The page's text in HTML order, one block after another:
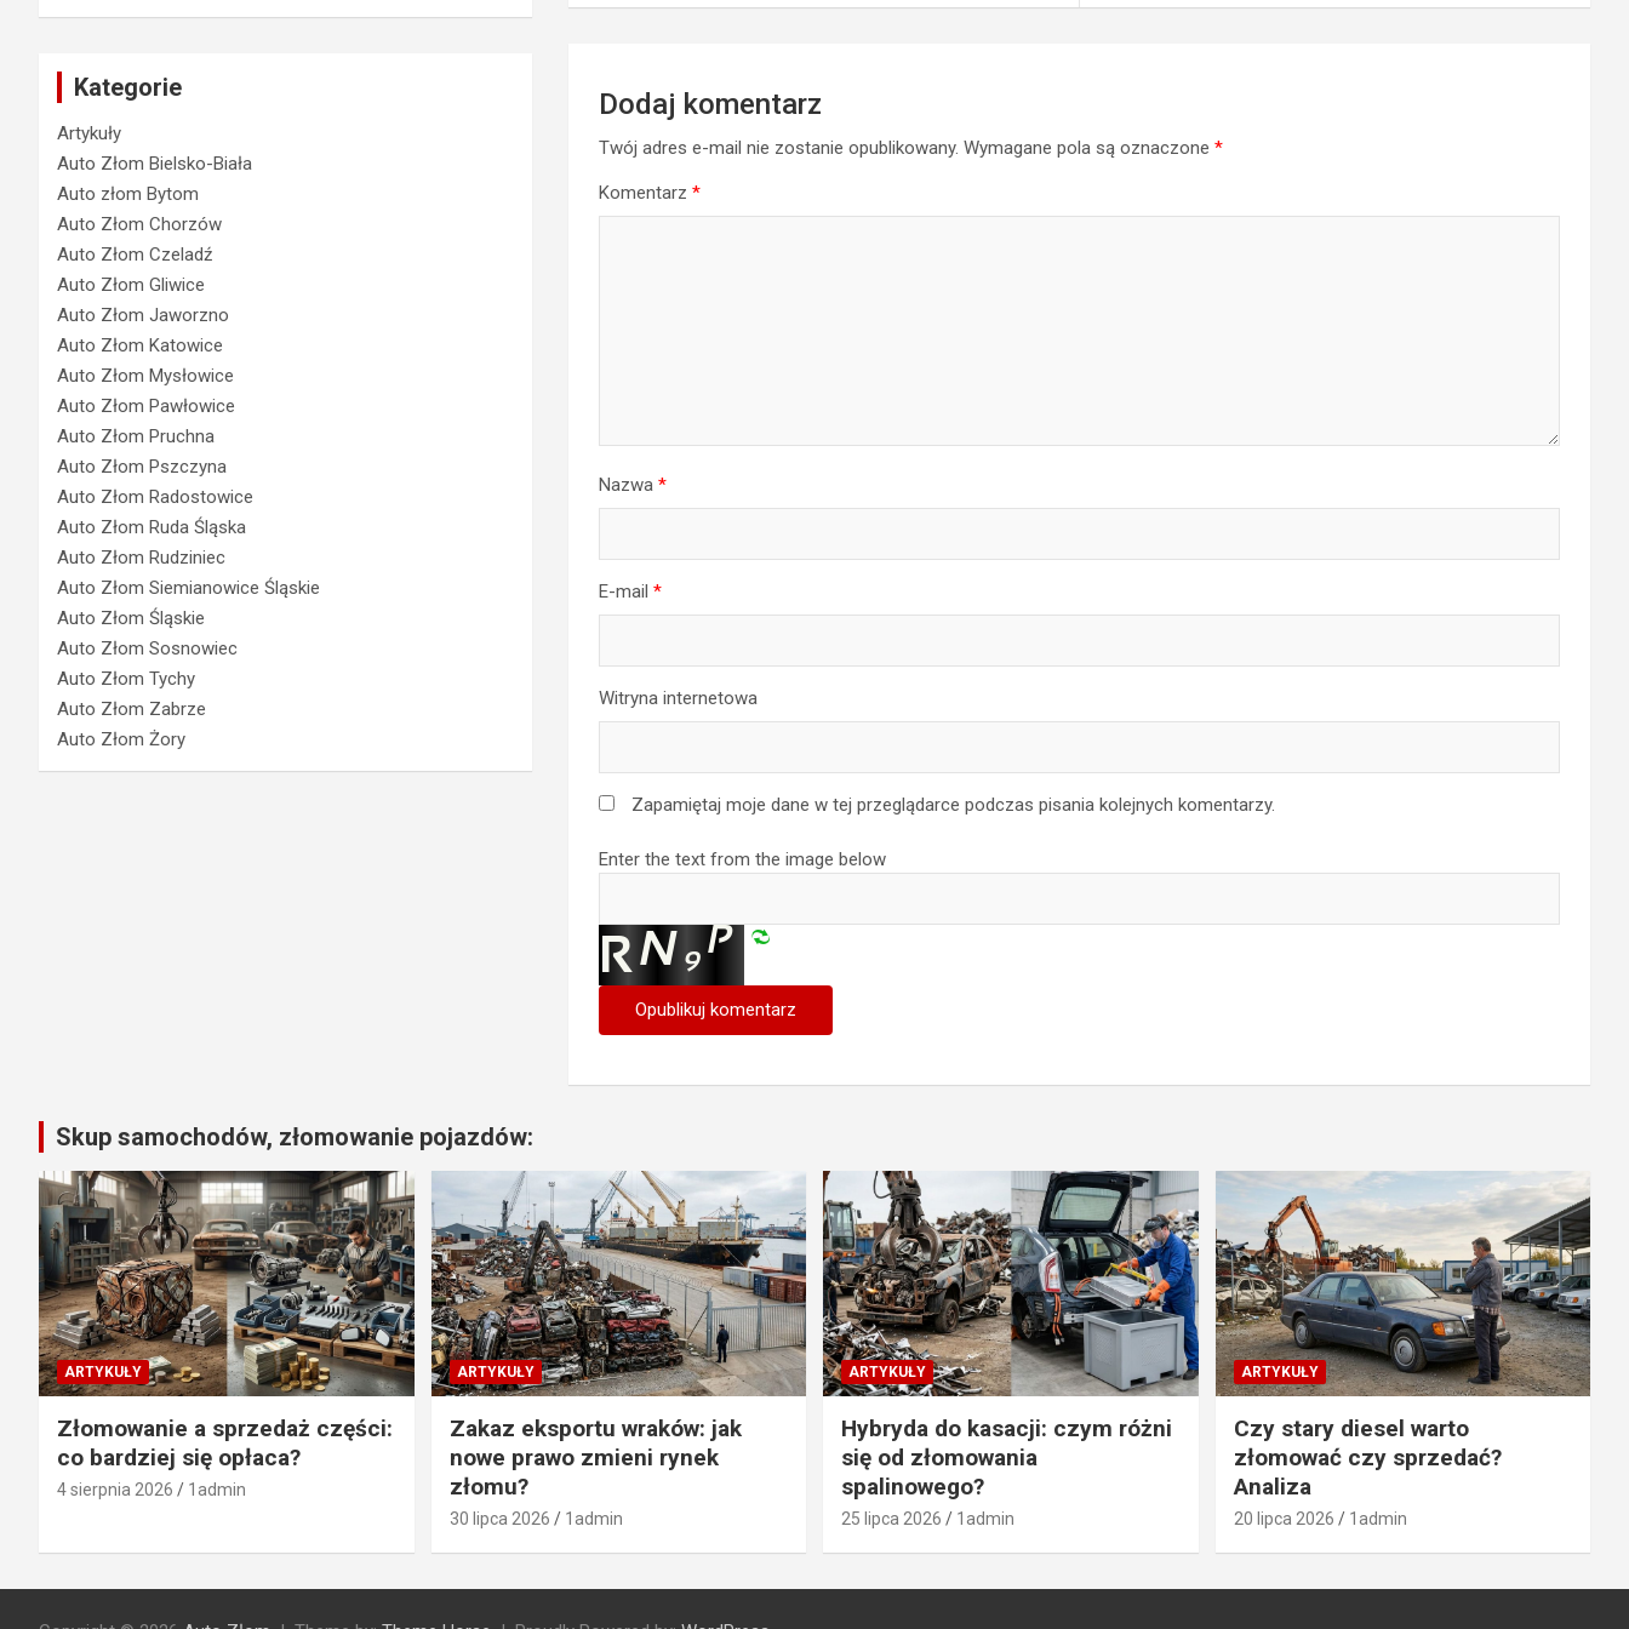
Dodaj komentarz
Twój adres e-mail nie zostanie opublikowany. Wymagane pola są oznaczone *
Komentarz *
Nazwa *
E-mail *
Witryna internetowa
Zapamiętaj moje dane w tej przeglądarce podczas pisania kolejnych komentarzy.
Enter the text from the image below
Kategorie
Artykuły
Auto Złom Bielsko-Biała
Auto złom Bytom
Auto Złom Chorzów
Auto Złom Czeladź
Auto Złom Gliwice
Auto Złom Jaworzno
Auto Złom Katowice
Auto Złom Mysłowice
Auto Złom Pawłowice
Auto Złom Pruchna
Auto Złom Pszczyna
Auto Złom Radostowice
Auto Złom Ruda Śląska
Auto Złom Rudziniec
Auto Złom Siemianowice Śląskie
Auto Złom Śląskie
Auto Złom Sosnowiec
Auto Złom Tychy
Auto Złom Zabrze
Auto Złom Żory
Skup samochodów, złomowanie pojazdów:
ARTYKUŁY
Złomowanie a sprzedaż części:
co bardziej się opłaca?
4 sierpnia 2026 1admin
ARTYKUŁY
Zakaz eksportu wraków: jak
nowe prawo zmieni rynek
złomu?
30 lipca 2026 1admin
ARTYKUŁY
Hybryda do kasacji: czym różni
się od złomowania
spalinowego?
25 lipca 2026 1admin
ARTYKUŁY
Czy stary diesel warto
złomować czy sprzedać?
Analiza
20 lipca 2026 1admin